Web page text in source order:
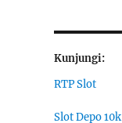
Kunjungi:
RTP Slot
Slot Depo 10k